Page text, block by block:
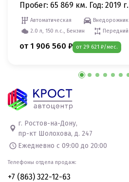
Пробег: 65 869 км. Год: 2019 г.
Автоматическая
Внедорожник
2.0 л, 150 л.с., Бензин
Передний
от 1 906 560 ₽ от 29 621 ₽/мес.
г. Ростов-на-Дону,
пр-кт Шолохова, д. 247
Ежедневно с 09:00 до 20:00
Телефоны отдела продаж:
+7 (863) 322-12-63